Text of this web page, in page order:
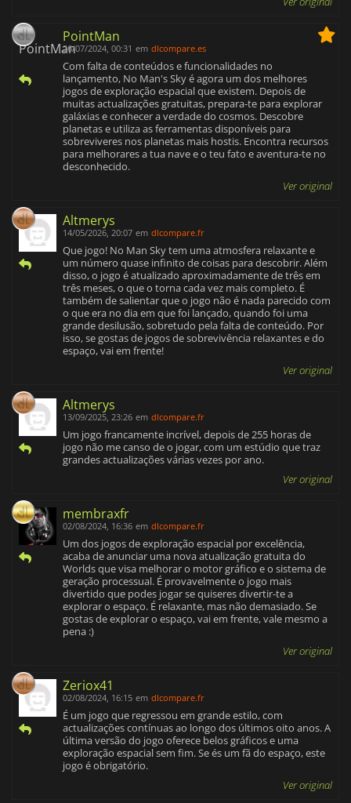
PointMan
26/07/2024, 00:31 em dlcompare.es
Com falta de conteúdos e funcionalidades no
lançamento, No Man's Sky é agora um dos melhores
jogos de exploração espacial que existem. Depois de
muitas actualizações gratuitas, prepara-te para explorar
galáxias e conhecer a verdade do cosmos. Descobre
planetas e utiliza as ferramentas disponíveis para
sobreviveres nos planetas mais hostis. Encontra recursos
para melhorares a tua nave e o teu fato e aventura-te no
desconhecido.
Ver original
Altmerys
14/05/2026, 20:07 em dlcompare.fr
Que jogo! No Man Sky tem uma atmosfera relaxante e
um número quase infinito de coisas para descobrir. Além
disso, o jogo é atualizado aproximadamente de três em
três meses, o que o torna cada vez mais completo. É
também de salientar que o jogo não é nada parecido com
o que era no dia em que foi lançado, quando foi uma
grande desilusão, sobretudo pela falta de conteúdo. Por
isso, se gostas de jogos de sobrevivência relaxantes e do
espaço, vai em frente!
Ver original
Altmerys
13/09/2025, 23:26 em dlcompare.fr
Um jogo francamente incrível, depois de 255 horas de
jogo não me canso de o jogar, com um estúdio que traz
grandes actualizações várias vezes por ano.
Ver original
membraxfr
02/08/2024, 16:36 em dlcompare.fr
Um dos jogos de exploração espacial por excelência,
acaba de anunciar uma nova atualização gratuita do
Worlds que visa melhorar o motor gráfico e o sistema de
geração processual. É provavelmente o jogo mais
divertido que podes jogar se quiseres divertir-te a
explorar o espaço. É relaxante, mas não demasiado. Se
gostas de explorar o espaço, vai em frente, vale mesmo a
pena :)
Ver original
Zeriox41
02/08/2024, 16:15 em dlcompare.fr
É um jogo que regressou em grande estilo, com
actualizações contínuas ao longo dos últimos oito anos. A
última versão do jogo oferece belos gráficos e uma
exploração espacial sem fim. Se és um fã do espaço, este
jogo é obrigatório.
Ver original